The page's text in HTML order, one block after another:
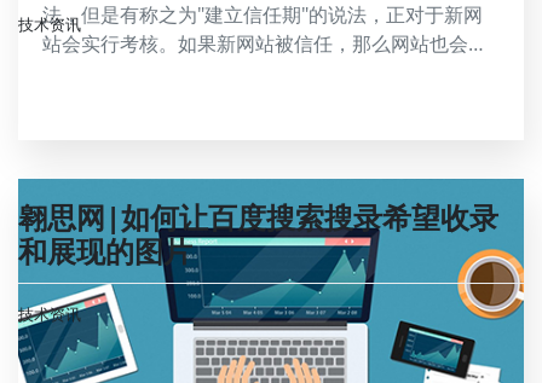
技术资讯
法，但是有称之为"建立信任期"的说法，正对于新网
站会实行考核。如果新网站被信任，那么网站也会被
翱思网|如何让百度搜索搜录希望收录
和展现的图片
技术资讯